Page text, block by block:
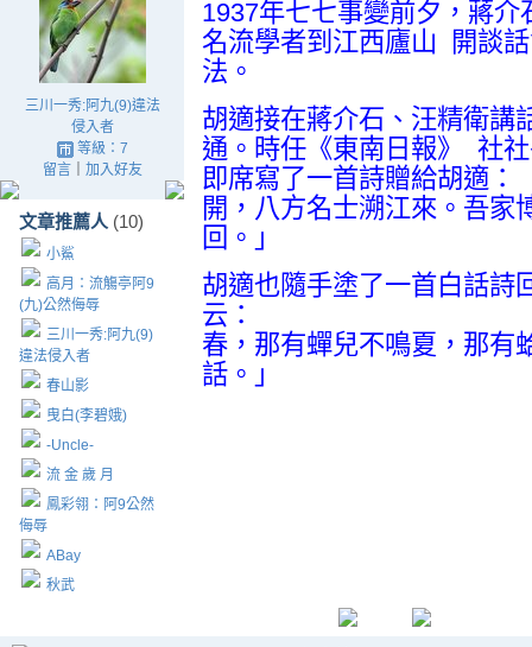
三川一秀:阿九(9)違法
侵入者
等級：7
留言｜ 加入好友
文章推薦人 (10)
小鯊
高月：流觴亭阿9
(九)公然侮辱
三川一秀:阿九(9)
違法侵入者
春山影
曳白(李碧娥)
-Uncle-
流 金 歲 月
鳳彩翎：阿9公然
侮辱
ABay
秋武
1937年七七事變前夕，蔣
名流學者到江西廬山 開談
法。
胡適接在蔣介石、汪精衛講
通。時任《東南日報》 社
即席寫了一首詩贈給
開，八方名士溯江來。吾家
回。」
胡適也隨手塗了一首白話詩
云
春，那有蟬兒不鳴夏，那有
話。」